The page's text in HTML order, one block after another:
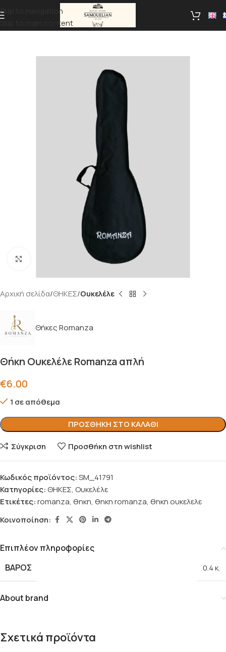
Skip to navigation
Skip to main content
Αρχική σελίδα ΘΗΚΕΣ Ουκελέλε
Θήκες Romanza
Θήκη Ουκελέλε Romanza απλή
€6.00
1 σε απόθεμα
ΠΡΟΣΘΉΚΗ ΣΤΟ ΚΑΛΆΘΙ
Σύγκριση Προσθήκη στη wishlist
Κωδικός προϊόντος:SM_41791
Κατηγορίες:ΘΗΚΕΣ, Ουκελέλε
Ετικέτες:romanza, θηκη, θηκη romanza, θηκη ουκελελε
Κοινοποίηση:
Επιπλέον πληροφορίες
ΒΆΡΟΣ
0.4 κ.
About brand
Σχετικά προϊόντα